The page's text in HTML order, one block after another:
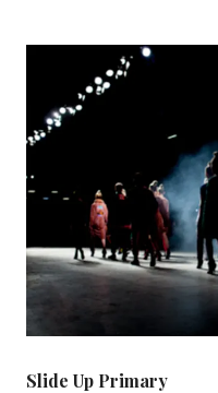
Slide Up Primary